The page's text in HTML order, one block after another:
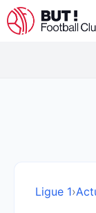
Aller
au
Ligue 1›